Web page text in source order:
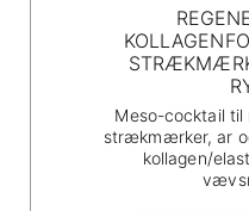
Meso-cocktail
strækmærker, ar
kollagen/